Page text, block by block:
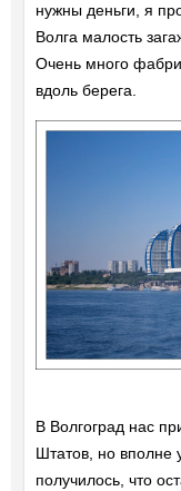
нужны деньги, я
Волга малость
Очень много
вдоль берега.
В Волгоград нас
Штатов, но вполне
получилось, что